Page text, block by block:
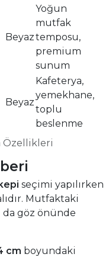
Özellikleri
Beyaz
Yoğun
mutfak
temposu,
premium
sunum
Beyaz
Kafeterya,
yemekhane,
toplu
beslenme
seçimi yapılırken
Mutfaktaki
da göz önünde
cm boyundaki